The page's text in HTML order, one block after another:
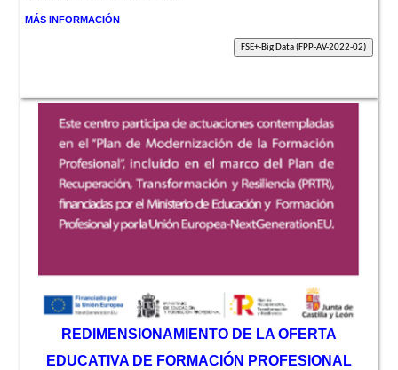
MÁS INFORMACIÓN
REDIMENSIONAMIENTO DE LA OFERTA
EDUCATIVA DE FORMACIÓN PROFESIONAL